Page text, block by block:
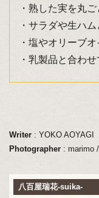
・熟した実を丸
・サラダや生ハ
・塩やオリーブ
・乳製品と合わ
Writer: YOKO AOYAGI
Photographer: marimo
八百屋瑞花-suika-